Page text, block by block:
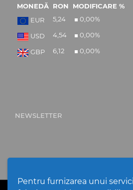
Pentru furnizarea unui
MONEDĂ RON
MODIFICARE %
EUR
5,24 0,00%
USD 4,54 0,00%
GBP 6,12 0,00%
NEWSLETTER